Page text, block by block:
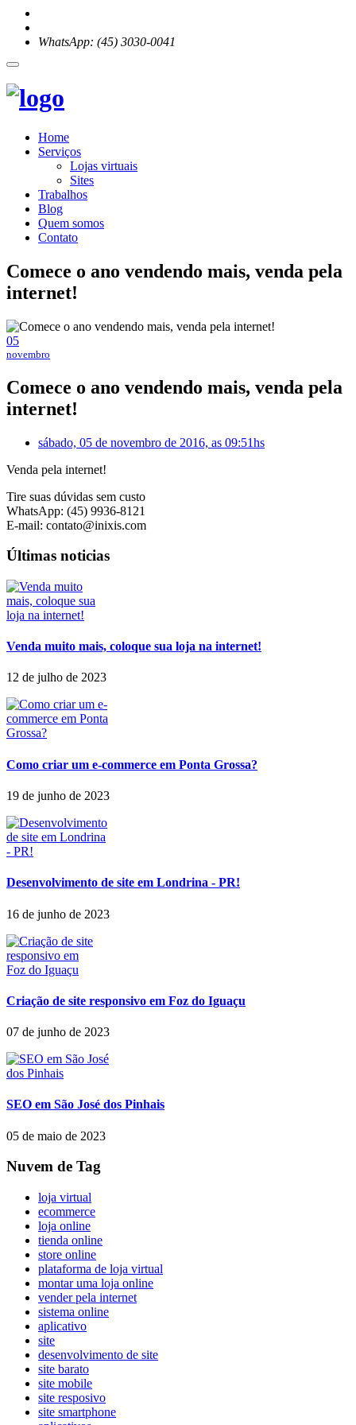
WhatsApp: (45) 3030-0041
Home
Serviços
Lojas virtuais
Sites
Trabalhos
Blog
Quem somos
Contato
Comece o ano vendendo mais, venda pela
internet!
05
novembro
Comece o ano vendendo mais, venda pela
internet!
sábado, 05 de novembro de 2016, as 09:51hs
Venda pela internet!
Tire suas dúvidas sem custo
WhatsApp: (45) 9936-8121
E-mail: contato@inixis.com
Últimas noticias
Venda muito mais, coloque sua loja na internet!
12 de julho de 2023
Como criar um e-commerce em Ponta Grossa?
19 de junho de 2023
Desenvolvimento de site em Londrina - PR!
16 de junho de 2023
Criação de site responsivo em Foz do Iguaçu
07 de junho de 2023
SEO em São José dos Pinhais
05 de maio de 2023
Nuvem de Tag
loja virtual
ecommerce
loja online
tienda online
store online
plataforma de loja virtual
montar uma loja online
vender pela internet
sistema online
aplicativo
site
desenvolvimento de site
site barato
site mobile
site resposivo
site smartphone